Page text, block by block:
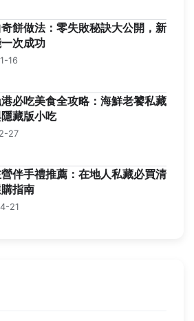
餅做法：零失敗秘訣大公開，新
次成功
16
必吃美食全攻略：海鮮老饕私藏
藏版小吃
27
伴手禮推薦：在地人私藏必買清
指南
21